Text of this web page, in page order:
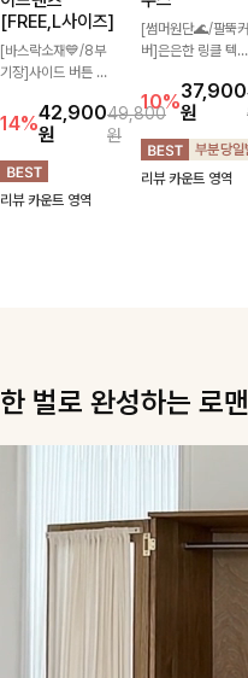
[FREE,L사이즈]
[바스락소재💙/8부
기장]사이드 버튼 디
가 되어주는 와이드
팬츠입니다. 여유롭게
떨어지는 실루엣과 가
볍게 바스락거리는 소
재감으로 시원하고 편
14%42,900
원
49,800
원
리뷰 카운트 영역
[썸머원단🌊/팔뚝커
버]은은한 링클 텍스
이 만나 내추럴하면
도 세련된 무드를 연
출해주는 블라우스-
데일리룩부터 출근
까지 다양하게 활용하
10%37,900
원
리뷰 카운트 영역
한 벌로 완성하는 로